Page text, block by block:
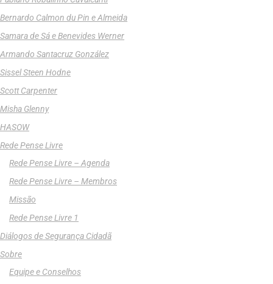
Bernardo Calmon du Pin e Almeida
Samara de Sá e Benevides Werner
Armando Santacruz González
Sissel Steen Hodne
Scott Carpenter
Misha Glenny
HASOW
Rede Pense Livre
Rede Pense Livre – Agenda
Rede Pense Livre – Membros
Missão
Rede Pense Livre 1
Diálogos de Segurança Cidadã
Sobre
Equipe e Conselhos